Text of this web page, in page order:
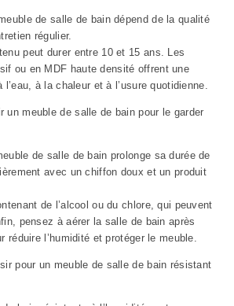
de salle de bain dépend de la qualité
régulier.
peut durer entre 10 et 15 ans. Les
ou en MDF haute densité offrent une
à la chaleur et à l’usure quotidienne.
un meuble de salle de bain pour le garder
de salle de bain prolonge sa durée de
avec un chiffon doux et un produit
de l’alcool ou du chlore, qui peuvent
pensez à aérer la salle de bain après
réduire l’humidité et protéger le meuble.
pour un meuble de salle de bain résistant